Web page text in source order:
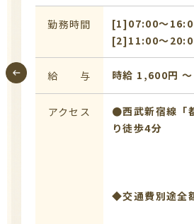
勤務時間
[1]07:00〜
[2]11:00〜
給 与 時給 1,600円
アクセス
●西武新宿線「
り徒歩4分
◆交通費別途全